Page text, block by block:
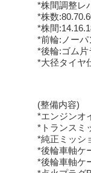
*株間調整レ
*株数
*株間
*前輪:ノー
*後輪:ゴム
*大径タイヤ
(整備内容)
*エンジンオ
*トランスミ
*純正ミッシ
*後輪車軸ケ
*後輪車軸ケ